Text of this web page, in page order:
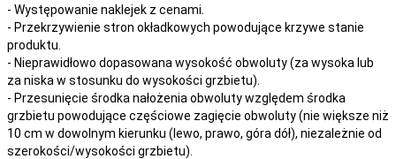
- Występowanie naklejek z cenami.
- Przekrzywienie stron okładkowych powodujące krzywe stanie
produktu.
- Nieprawidłowo dopasowana wysokość obwoluty (za wysoka lub
za niska w stosunku do wysokości grzbietu).
- Przesunięcie środka nałożenia obwoluty względem środka
grzbietu powodujące częściowe zagięcie obwoluty (nie większe niż
10 cm w dowolnym kierunku (lewo, prawo, góra dół), niezależnie od
szerokości/wysokości grzbietu).